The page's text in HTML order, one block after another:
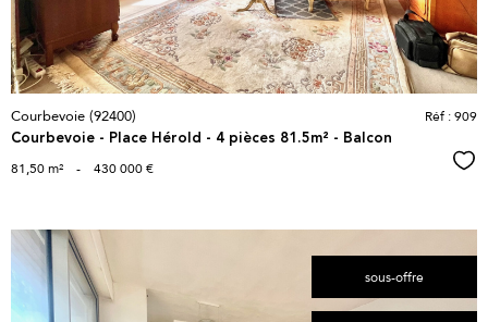
Courbevoie (92400)
Courbevoie - Place Hérold - 4 pièces 81.5m² - Balcon
Réf : 909
81,50 m² - 430 000 €
sous-offre